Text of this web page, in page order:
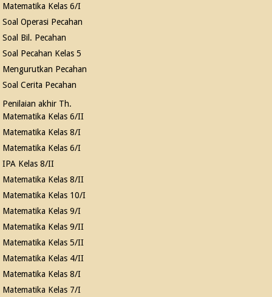
Matematika Kelas 6/I
Soal Operasi Pecahan
Soal Bil. Pecahan
Soal Pecahan Kelas 5
Mengurutkan Pecahan
Soal Cerita Pecahan
Penilaian akhir Th.
Matematika Kelas 6/II
Matematika Kelas 8/I
Matematika Kelas 6/I
IPA Kelas 8/II
Matematika Kelas 8/II
Matematika Kelas 10/I
Matematika Kelas 9/I
Matematika Kelas 9/II
Matematika Kelas 5/II
Matematika Kelas 4/II
Matematika Kelas 8/I
Matematika Kelas 7/I